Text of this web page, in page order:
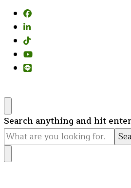
Looking
for
Something?
Search anything and hit